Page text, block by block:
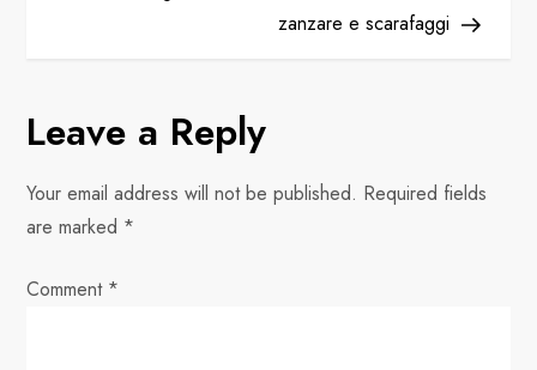
s
n
a
v
i
zanzare e scarafaggi
Leave a Reply
Your email address will not be published. Required fields
are marked *
Comment *